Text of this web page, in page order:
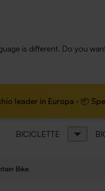
is different. Do you
· 📦 Spedizione gratuita
BICICLETTE
Bike